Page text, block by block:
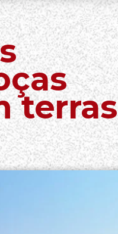
terras